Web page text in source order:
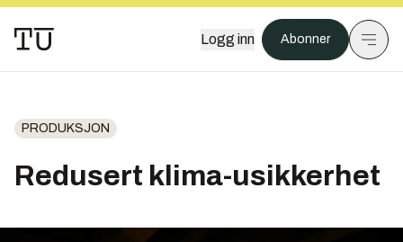
Logg inn Abonner
PRODUKSJON
Redusert klima-usikkerhet